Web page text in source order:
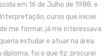
em 16 de Julho de 1988, e
curso que iniciei
me formar, já me interessava
estudar e atuar na área.
diploma, foi o que fiz: procurei